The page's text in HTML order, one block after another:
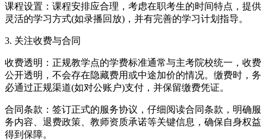
课程设置：课程安排应合理，考虑在职考生的时间特点，提供
灵活的学习方式(如录播回放)，并有完善的学习计划指导。
3. 关注收费与合同
收费透明：正规教学点的学费标准通常与主考院校统一，收费
公开透明，不会存在隐藏费用或中途加价的情况。缴费时，务
必通过正规渠道(如对公账户)支付，并保留缴费凭证。
合同条款：签订正式的服务协议，仔细阅读合同条款，明确服
务内容、退费政策、教师资质承诺等关键信息，确保自身权益
得到保障。